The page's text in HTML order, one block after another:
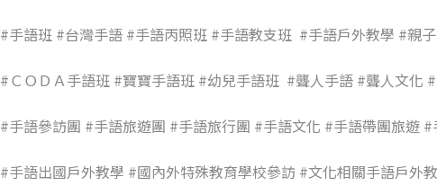
#手語班 #台灣手語 #手語丙照班 #手語教支班 #手語戶外教學 #親
#ＣＯＤＡ手語班 #寶寶手語班 #幼兒手語班 #聾人手語 #聾人文化
#手語參訪團 #手語旅遊團 #手語旅行團 #手語文化 #手語帶團旅遊
#手語出國戶外教學 #國內外特殊教育學校參訪 #文化相關手語戶外